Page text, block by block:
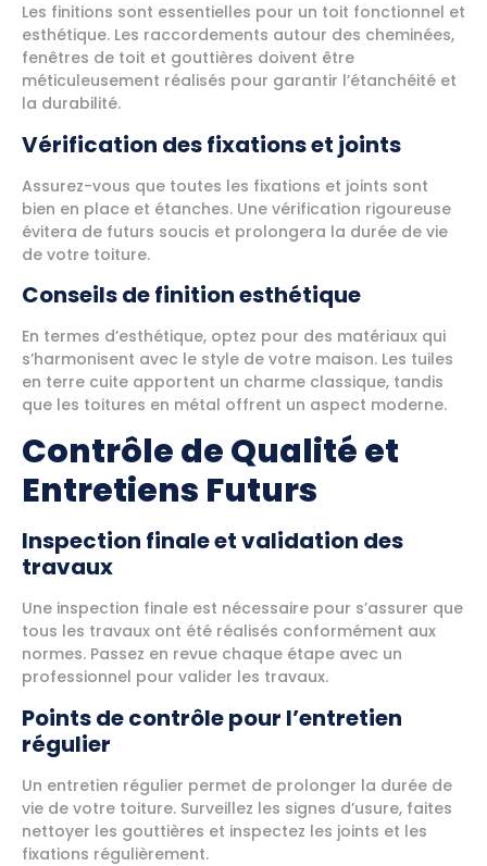
Les finitions sont essentielles pour un toit fonctionnel et
esthétique. Les raccordements autour des cheminées,
fenêtres de toit et gouttières doivent être
méticuleusement réalisés pour garantir l’étanchéité et
la durabilité.
Vérification des fixations et joints
Assurez-vous que toutes les fixations et joints sont
bien en place et étanches. Une vérification rigoureuse
évitera de futurs soucis et prolongera la durée de vie
de votre toiture.
Conseils de finition esthétique
En termes d’esthétique, optez pour des matériaux qui
s’harmonisent avec le style de votre maison. Les tuiles
en terre cuite apportent un charme classique, tandis
que les toitures en métal offrent un aspect moderne.
Contrôle de Qualité et
Entretiens Futurs
Inspection finale et validation des
travaux
Une inspection finale est nécessaire pour s’assurer que
tous les travaux ont été réalisés conformément aux
normes. Passez en revue chaque étape avec un
professionnel pour valider les travaux.
Points de contrôle pour l’entretien
régulier
Un entretien régulier permet de prolonger la durée de
vie de votre toiture. Surveillez les signes d’usure, faites
nettoyer les gouttières et inspectez les joints et les
fixations régulièrement.